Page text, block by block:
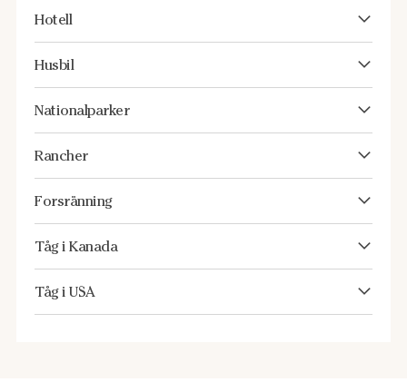
Hotell
Husbil
Nationalparker
Rancher
Forsränning
Tåg i Kanada
Tåg i USA